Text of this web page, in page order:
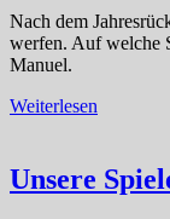
Nach dem
werfen. Auf welche
Manuel.
Weiterlesen
Unsere